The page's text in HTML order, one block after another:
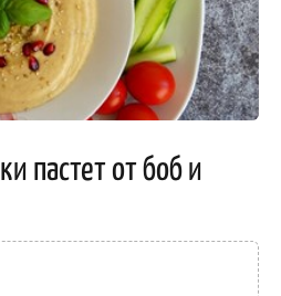
пастет от боб и